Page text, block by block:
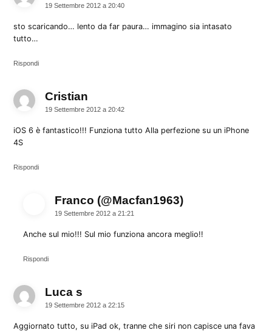
19 Settembre 2012 a 20:40
sto scaricando… lento da far paura… immagino sia intasato
tutto…
Rispondi
Cristian
19 Settembre 2012 a 20:42
iOS 6 è fantastico!!! Funziona tutto Alla perfezione su un iPhone
4S
Rispondi
Franco (@Macfan1963)dice:
19 Settembre 2012 a 21:21
Anche sul mio!!! Sul mio funziona ancora meglio!!
Rispondi
Luca s
19 Settembre 2012 a 22:15
Aggiornato tutto, su iPad ok, tranne che siri non capisce una fava